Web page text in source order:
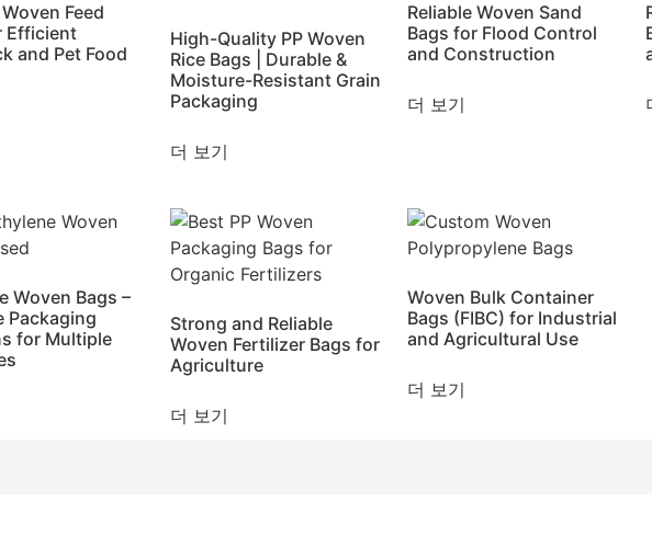
Feed
Efficient
and Pet Food
High-Quality PP Woven
Rice Bags | Durable &
Moisture-Resistant Grain
Packaging
더 보기
Reliable Woven Sand
Bags for Flood Control
and Construction
더 보기
Woven Bags –
Packaging
for Multiple
Strong and Reliable
Woven Fertilizer Bags for
Agriculture
더 보기
Woven Bulk Container
Bags (FIBC) for Industrial
and Agricultural Use
더 보기